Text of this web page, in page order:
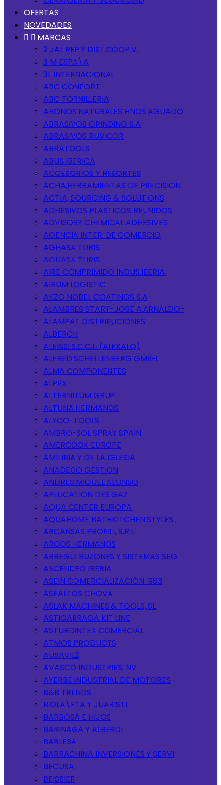
OFERTAS
NOVEDADES
  MARCAS
2 JAL REP.Y DIST.COOP.V.
3 M ESPA\A
3L INTERNACIONAL
ABC CONFORT
ABC TORNILLERIA
ABONOS NATURALES HNOS AGUADO
ABRASIVOS GRINDING S.A
ABRASIVOS RUVICOR
ABRATOOLS
ABUS IBERICA
ACCESORIOS Y RESORTES
ACHA,HERRAMIENTAS DE PRECISION
ACTIA, SOURCING & SOLUTIONS
ADHESIVOS PLASTICOS REUNIDOS
ADVISORY CHEMICAL ADHESIVES
AGENCIA INTER. DE COMERCIO
AGHASA TURIS
AGHASA TURIS
AIRE COMPRIMIDO INDUS.IBERIA.
AIRUM LOGISTIC
AKZO NOBEL COATINGS S.A
ALAMBRES START-JOSE A.ARNALDO-
ALAMPAT DISTRIBUCIONES
ALBERCH
ALEISSI S.C.C.L. (ALEXALO)
ALFRED SCHELLENBERG GMBH
ALMA COMPONENTES
ALPEX
ALTERNLLUM GRUP
ALTUNA HERMANOS
ALYCO-TOOLS
AMBRO-SOL SPRAY SPAIN
AMERCOOK EUROPE
AMILIBIA Y DE LA IGLESIA
ANADECO GESTION
ANDRES MIGUEL ALONSO
APLLICATION DES GAZ
AQUA CENTER EUROPA
AQUAHOME BATHKITCHEN STYLES ,
ARCANSAS PROFILI, S.R.L.
ARCOS HERMANOS
ARREGUI BUZONES Y SISTEMAS SEG
ASCENDEO IBERIA
ASEIN COMERCIALIZACIÓN 1983
ASFALTOS CHOVA
ASLAK MACHINES & TOOLS, SL
ASTIGARRAGA KIT LINE
ASTURDINTEX COMERCIAL
ATMOS PRODUCTS
AUSAVIL2
AVASCO INDUSTRIES, NV
AYERBE INDUSTRIAL DE MOTORES
B&B TRENDS
B.OLA\ETA Y JUARISTI
BARBOSA E HIJOS
BARINAGA Y ALBERDI
BARLESA
BARRACHINA INVERSIONES Y SERVI
BECUSA
BEISSIER